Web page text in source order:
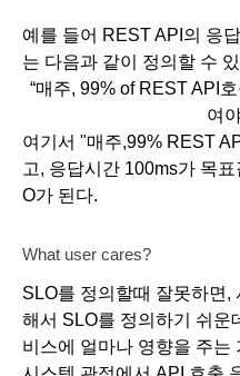
예를 들어 REST API의 응
는 다음과 같이 정의할 수
“매주, 99% of REST API
여
여기서 "매주,99% REST
고, 응답시간 100ms가 목
O가 된다.
What user cares?
SLO를 정의할때 잘못하면,
해서 SLO를 정의하기 쉬운
비스에 얼마나 영향을 주는